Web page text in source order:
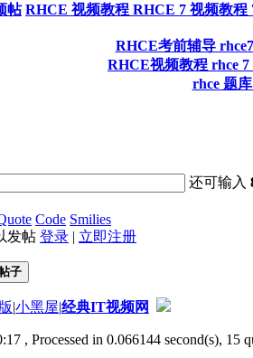
帖 RHCE 视频教程 RHCE 7 视频教程
RHCE考前辅导
RHCE视频教程 rhce
rhce 题
还可输入
Code Smilies
发帖 登录 | 立即注册
子
|小黑屋|经典IT视频网
, Processed in 0.066144 second(s), 15